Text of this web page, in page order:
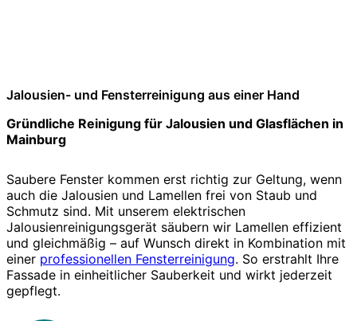
Jalousien- und Fensterreinigung aus einer Hand
Gründliche Reinigung für Jalousien und Glasflächen in
Mainburg
Saubere Fenster kommen erst richtig zur Geltung, wenn
auch die Jalousien und Lamellen frei von Staub und
Schmutz sind. Mit unserem elektrischen
Jalousienreinigungsgerät säubern wir Lamellen effizient
und gleichmäßig – auf Wunsch direkt in Kombination mit
einer professionellen Fensterreinigung. So erstrahlt Ihre
Fassade in einheitlicher Sauberkeit und wirkt jederzeit
gepflegt.